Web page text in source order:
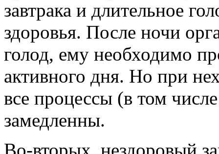
завтрака и длительное
здоровья. После ночи
голод, ему необходимо
активного дня. Но при
все процессы (в том
замедленны.
Во-вторых, нездоровый